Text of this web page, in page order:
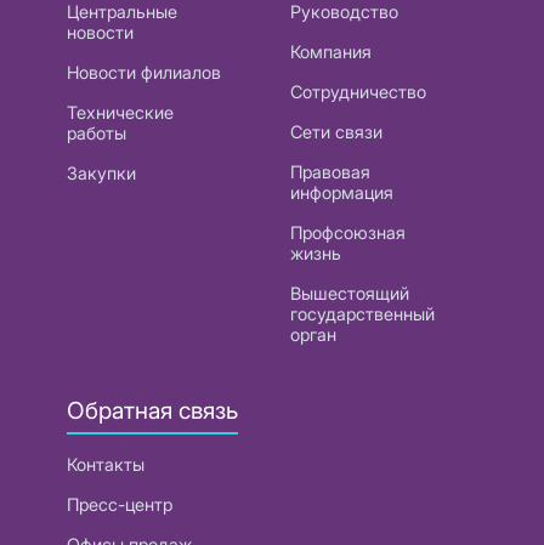
Центральные
новости
Новости филиалов
Технические
работы
Закупки
Руководство
Компания
Сотрудничество
Сети связи
Правовая
информация
Профсоюзная
жизнь
Вышестоящий
государственный
орган
Обратная связь
Контакты
Пресс-центр